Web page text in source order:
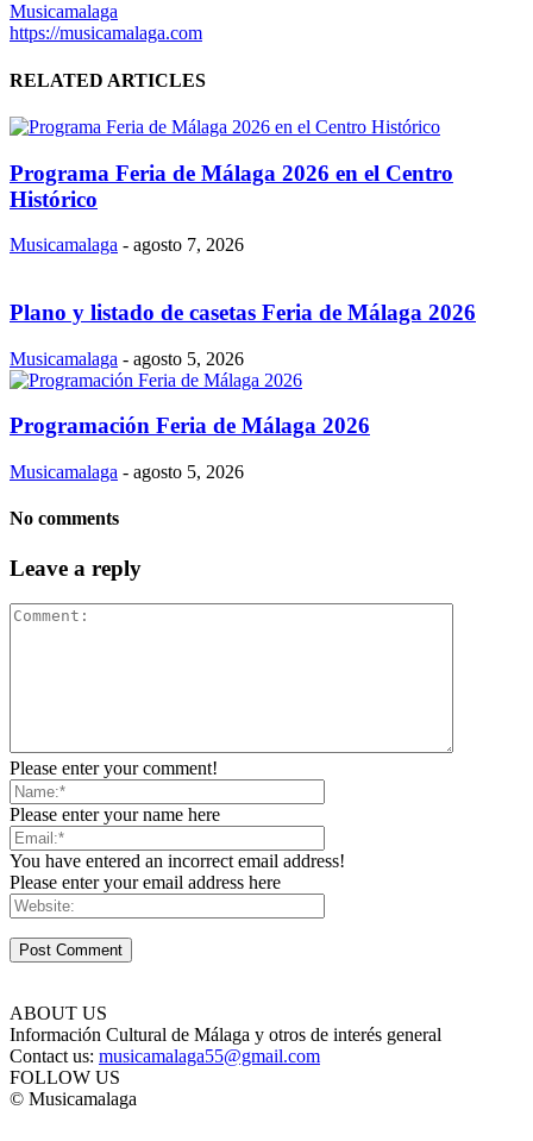
Musicamalaga
https://musicamalaga.com
RELATED ARTICLES
Programa Feria de Málaga 2026 en el Centro
Histórico
Musicamalaga - agosto 7, 2026
Plano y listado de casetas Feria de Málaga 2026
Musicamalaga - agosto 5, 2026
Programación Feria de Málaga 2026
Musicamalaga - agosto 5, 2026
No comments
Leave a reply
Please enter your comment!
Please enter your name here
You have entered an incorrect email address!
Please enter your email address here
ABOUT US
Información Cultural de Málaga y otros de interés general
Contact us: musicamalaga55@gmail.com
FOLLOW US
© Musicamalaga